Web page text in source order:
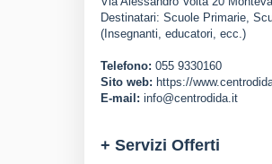
Destinatari: Scuole Primarie,
(Insegnanti, educatori, ecc.)
Telefono: 055 9330160
Sito web: https://
E-mail: info@centrodida.it
+ Servizi Offerti